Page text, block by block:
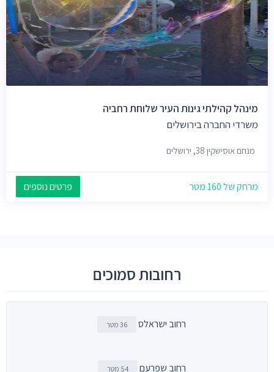
מינהל קהילתי גינות העיר שלוחת רחביה
משרדי החברה בירושלים
מנחם אוסישקין 38, ירושלים
מרחק של 160 מטר פרטים נוספים
רחובות סמוכים
רחוב ישראלס 36 מטר
רחוב שפרעם 54 מטר